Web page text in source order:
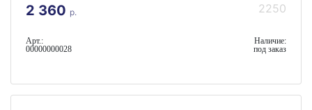
2 360 р.
2250
Арт.:
00000000028
Наличие:
под заказ